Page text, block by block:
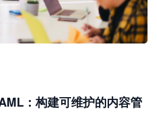
：构建可维护的内容管